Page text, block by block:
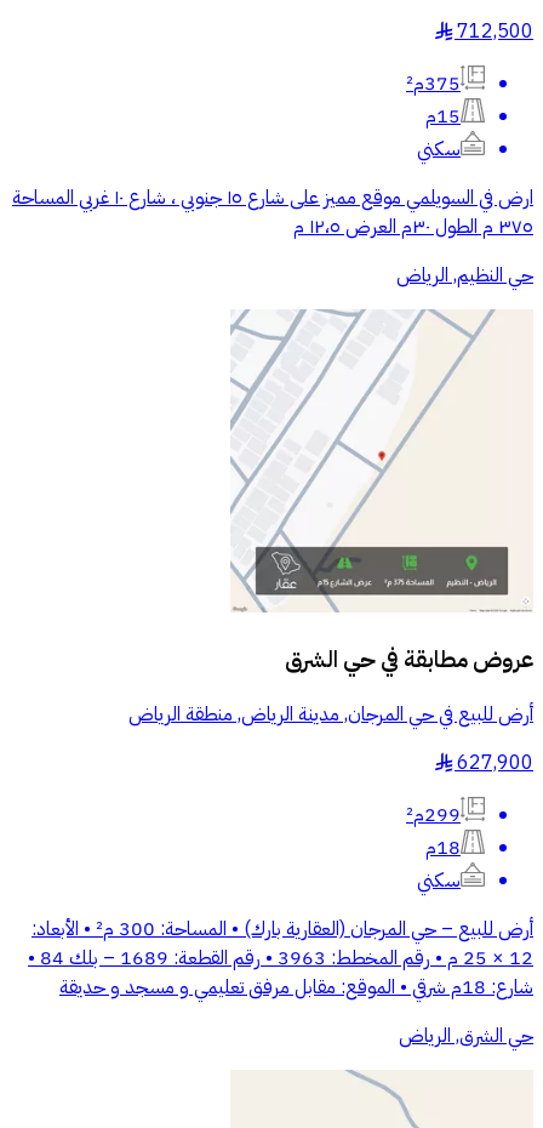
712,500
§
375م²
15م
سكني
ارض في السويلمي موقع مميز على شارع ١٥ جنوبي ، شارع ١٠ غربي المساحة
٣٧٥ م الطول ٣٠م العرض ١٢،٥ م
حي النظيم, الرياض
عروض مطابقة فيحي الشرق
أرض للبيع في حي المرجان, مدينة الرياض, منطقة الرياض
627,900
§
299م²
18م
سكني
أرض للبيع – حي المرجان (العقارية بارك) • المساحة: 300 م² • الأبعاد:
12 × 25 م • رقم المخطط: 3963 • رقم القطعة: 1689 – بلك 84 •
شارع: 18م شرقي • الموقع: مقابل مرفق تعليمي و مسجد و حديقة
حي الشرق, الرياض